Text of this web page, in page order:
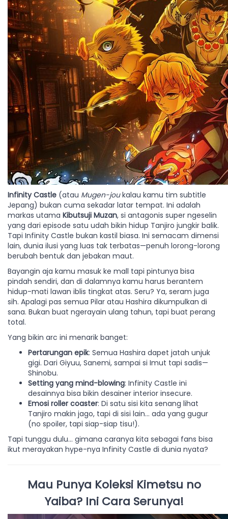
Infinity Castle (atau Mugen-joukalau kamu tim subtitle
Jepang) bukan cuma sekadar latar tempat. Ini adalah
markas utama Kibutsuji Muzan, si antagonis super ngeselin
yang dari episode satu udah bikin hidup Tanjiro jungkir balik.
Tapi Infinity Castle bukan kastil biasa. Ini semacam dimensi
lain, dunia ilusi yang luas tak terbatas—penuh lorong-lorong
berubah bentuk dan jebakan maut.
Bayangin aja kamu masuk ke mall tapi pintunya bisa
pindah sendiri, dan di dalamnya kamu harus berantem
hidup-mati lawan iblis tingkat atas. Seru? Ya, seram juga
sih. Apalagi pas semua Pilar atau Hashira dikumpulkan di
sana. Bukan buat ngerayain ulang tahun, tapi buat perang
total.
Yang bikin arc ini menarik banget:
Pertarungan epik: Semua Hashira dapet jatah unjuk
gigi. Dari Giyuu, Sanemi, sampai si Imut tapi sadis—
Shinobu.
Setting yang mind-blowing: Infinity Castle ini
desainnya bisa bikin desainer interior insecure.
Emosi roller coaster: Di satu sisi kita senang lihat
Tanjiro makin jago, tapi di sisi lain… ada yang gugur
(no spoiler, tapi siap-siap tisu!).
Tapi tunggu dulu... gimana caranya kita sebagai fans bisa
ikut merayakan hype-nya Infinity Castle di dunia nyata?
Mau Punya Koleksi Kimetsu no
Yaiba? Ini Cara Serunya!